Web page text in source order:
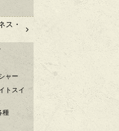
ス・
ャー
トスイ
種